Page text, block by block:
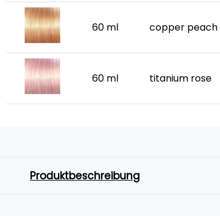
60 ml copper peach
60 ml titanium rose
Produktbeschreibung